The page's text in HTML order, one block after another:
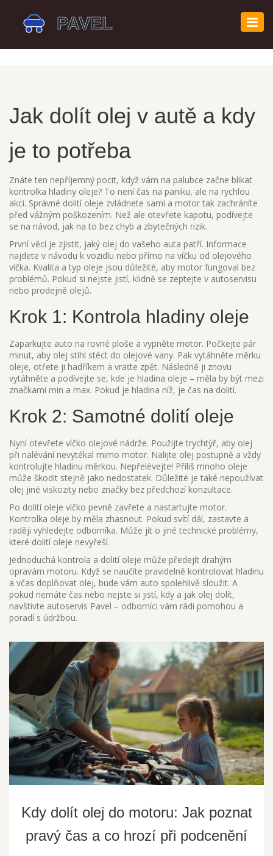
Jak dolít olej v autě a kdy
je to potřeba
Znáte ten nepříjemný pocit, když vám na palubce začne blikat
kontrolka hladiny oleje? To není čas na paniku, ale na rychlou
akci. Správné dolití oleje zvládnete sami a motor tak zachráníte
před vážným poškozením. Než ale otevřete kapotu, podívejte
se na návod, jak na to bez chyb a zbytečných rizik.
První věcí je zjistit, jaký olej do vašeho auta patří. Informace
najdete v návodu k vozidlu nebo přímo na víčku od olejového
víčka. Kvalita a typ oleje jsou důležité, aby motor fungoval bez
problémů. Pokud si nejste jistí, klidně se zeptejte v autoservisu
nebo prodejně olejů.
Krok 1: Kontrola hladiny oleje
Zaparkujte auto na rovné ploše a vypněte motor. Počkejte pár
minut, aby olej stihl stéct do olejové vany. Pak vytáhněte měrku
oleje, otřete ji hadříkem a vraťte zpět. Následně ji znovu
vytáhněte a podívejte se, kde je hladina oleje – měla by být mezi
značkami min a max. Pokud je hladina níž, je čas na dolití.
Krok 2: Samotné dolití oleje
Nyní otevřete víčko olejové nádrže. Použijte trychtýř, aby olej
při nalévání nevytékal mimo motor. Nalijte olej postupně a vždy
kontrolujte hladinu měrkou. Nepřelévejte! Příliš mnoho oleje
může škodit stejně jako nedostatek. Důležité je také nepoužívat
olej jiné viskozity nebo značky bez předchozí konzultace.
Po dolití oleje víčko pevně zavřete a nastartujte motor.
Kontrolka oleje by měla zhasnout. Pokud svítí dál, zastavte a
raději vyhledejte odborníka. Může jít o jiné technické problémy,
které dolití oleje nevyřeší.
Jednoduchá kontrola a dolití oleje může předejít drahým
opravám motoru. Když se naučíte pravidelně kontrolovat hladinu
a včas doplňovat olej, bude vám auto spolehlivě sloužit. A
pokud nemáte čas nebo nejste si jistí, kdy a jak olej dolít,
navštivte autoservis Pavel – odborníci vám rádi pomohou a
poradí s údržbou.
Kdy dolít olej do motoru: Jak poznat
pravý čas a co hrozí při podcenění